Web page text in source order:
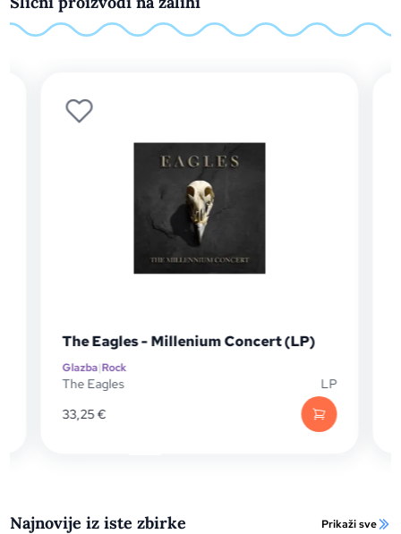
The Eagles - Millenium Concert (LP)
Glazba|Rock
The Eagles
LP
33,25€
Najnovije iz iste zbirke Prikaži sve